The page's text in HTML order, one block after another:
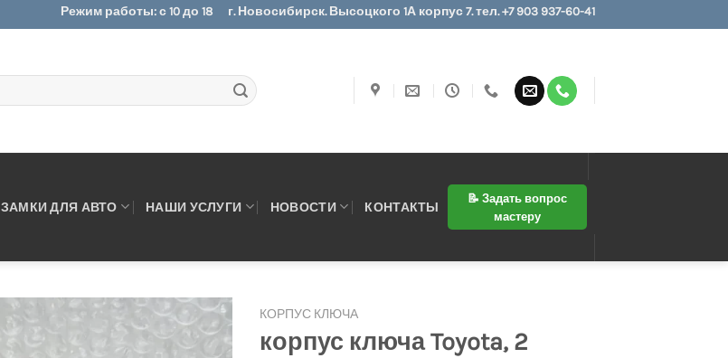
Режим работы: с 10 до 18 г. Новосибирск. Высоцкого 1А корпус 7. тел. +7 903 937-60-41
ЗАМКИ ДЛЯ АВТО НАШИ УСЛУГИ НОВОСТИ КОНТАКТЫ
📝 Задать вопрос
мастеру
КОРПУС КЛЮЧА
корпус ключа Toyota, 2